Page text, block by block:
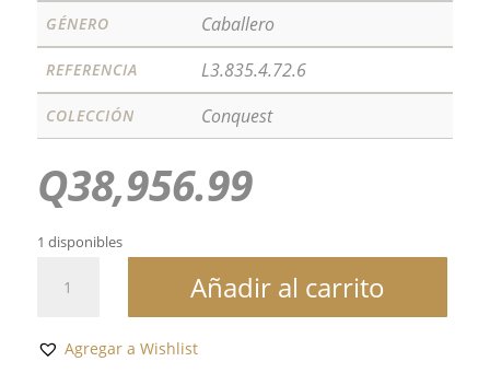
GÉNERO Caballero
REFERENCIA L3.835.4.72.6
COLECCIÓN Conquest
Q38,956.99
1 disponibles
CHRONOGRAPH
Añadir al carrito
Agregar a Wishlist